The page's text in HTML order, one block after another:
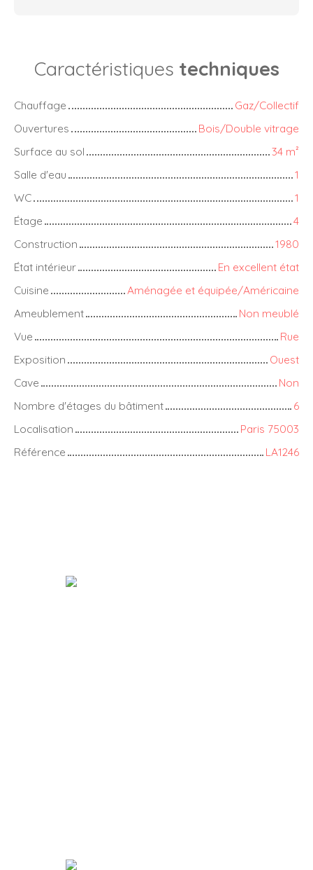
Caractéristiques techniques
Chauffage
Gaz/Collectif
Ouvertures
Bois/Double vitrage
Surface au sol
34 m²
Salle d'eau
1
WC
1
Étage
4
Construction
1980
État intérieur
En excellent état
Cuisine
Aménagée et équipée/Américaine
Ameublement
Non meublé
Vue
Rue
Exposition
Ouest
Cave
Non
Nombre d'étages du bâtiment
6
Localisation
Paris 75003
Référence
LA1246